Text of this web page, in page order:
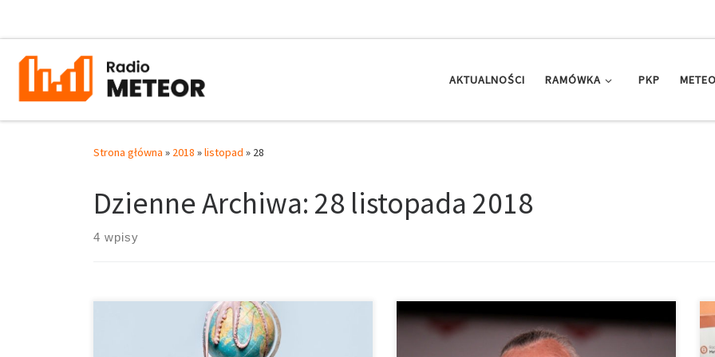
AKTUALNOŚCI RAMÓWKA PKP
Strona główna » 2018 »listopad » 28
Dzienne Archiwa: 28 listopada 2018
4 wpisy
Lochy i Nerdy – 16.11.2018 Prowadzi: Iga